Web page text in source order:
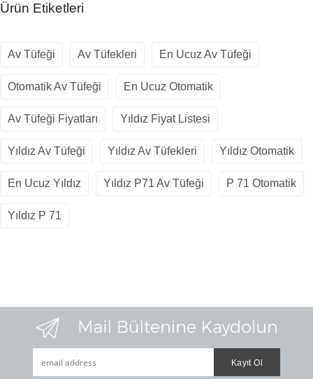
Ürün Etiketleri
Av Tüfeği Av Tüfekleri En Ucuz Av Tüfeği
Otomatik Av Tüfeği En Ucuz Otomatik
Av Tüfeği Fiyatları Yıldız Fiyat Listesi
Yıldız Av Tüfeği Yıldız Av Tüfekleri Yıldız Otomatik
En Ucuz Yıldız Yıldız P71 Av Tüfeği P 71 Otomatik
Yıldız P 71